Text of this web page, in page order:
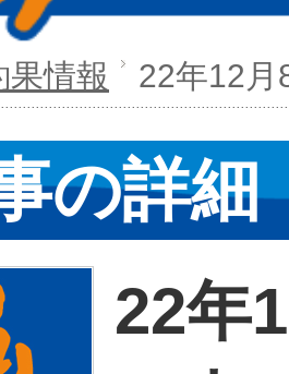
果情報 22年12
の詳細
22年